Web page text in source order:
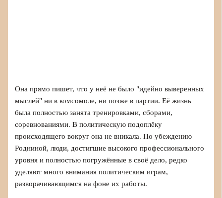
Она прямо пишет, что у неё не было "идейно выверенных
мыслей" ни в комсомоле, ни позже в партии. Её жизнь
была полностью занята тренировками, сборами,
соревнованиями. В политическую подоплёку
происходящего вокруг она не вникала. По убеждению
Родниной, люди, достигшие высокого профессионального
уровня и полностью погружённые в своё дело, редко
уделяют много внимания политическим играм,
разворачивающимся на фоне их работы.